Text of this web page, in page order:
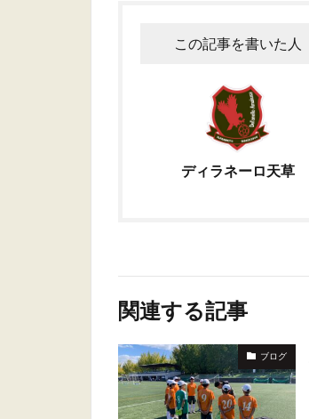
この記事を書いた人
ディラネーロ天草
関連する記事
ブログ